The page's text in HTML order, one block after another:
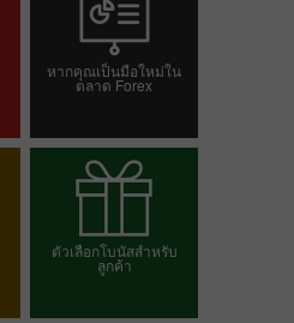
หากคุณเป็นมือใหม่ใน
ตลาด Forex
เปิดบัญชีเดโม
ตัวเลือกโบนัสสำหรับ
ลูกค้า